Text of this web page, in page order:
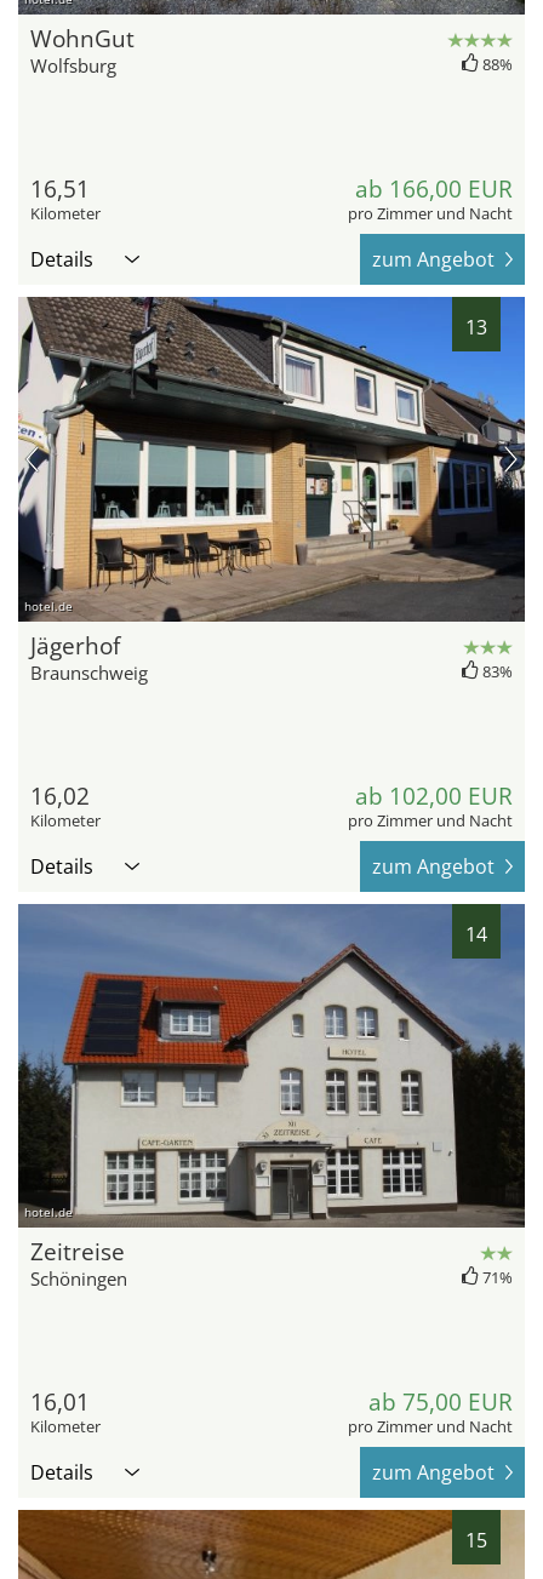
WohnGut
Wolfsburg 88%
16,51
Kilometer
ab 166,00 EUR
pro Zimmer und Nacht
Details zum Angebot
13
hotel.de
Jägerhof
Braunschweig 83%
16,02
Kilometer
ab 102,00 EUR
pro Zimmer und Nacht
Details zum Angebot
14
hotel.de
Zeitreise
Schöningen 71%
16,01
Kilometer
ab 75,00 EUR
pro Zimmer und Nacht
Details zum Angebot
15